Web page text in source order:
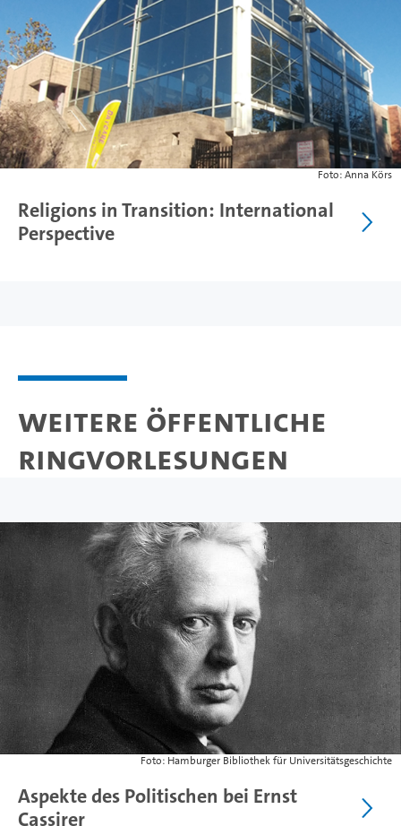
Foto: Anna Körs
Religions in Transition: International
Perspective
Weitere öffentliche
Ringvorlesungen
Foto: Hamburger Bibliothek für Universitätsgeschichte
Aspekte des Politischen bei Ernst
Cassirer